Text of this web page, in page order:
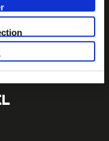
et prendre part
racontez nous votre